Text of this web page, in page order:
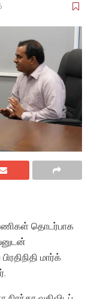
தொடர்பாக
மார்க்